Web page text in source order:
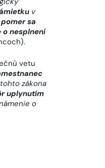
v
sa
o nesplnení
vetu
zákona
uplynutím
o